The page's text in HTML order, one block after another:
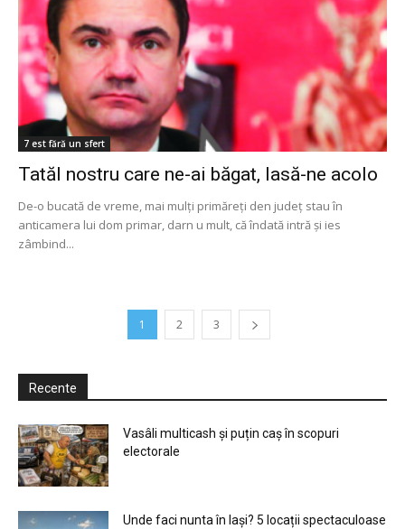
7 est fără un sfert
Tatăl nostru care ne-ai băgat, lasă-ne acolo
De-o bucată de vreme, mai mulți primăreți den județ stau în
anticamera lui dom primar, darn u mult, că îndată intră și ies
zâmbind...
1 2 3
Recente
Vasâli multicash și puțin caș în scopuri
electorale
Unde faci nunta în Iași? 5 locații spectaculoase